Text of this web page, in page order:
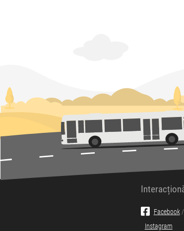
Facebook/
Instagram